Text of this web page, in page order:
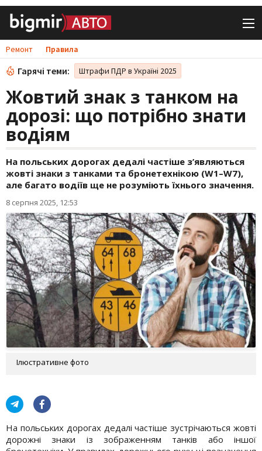
Ремонт Правила
Гарячі теми: Штрафи ПДР в Україні 2025
Жовтий знак з танком на
дорозі: що потрібно знати
водіям
На польських дорогах дедалі частіше з’являються
жовті знаки з танками та бронетехнікою (W1–W7),
але багато водіїв ще не розуміють їхнього значення.
8 серпня 2025, 12:53
Ілюстративне фото
На польських дорогах дедалі частіше зустрічаються жовті
дорожні знаки із зображенням танків або іншої